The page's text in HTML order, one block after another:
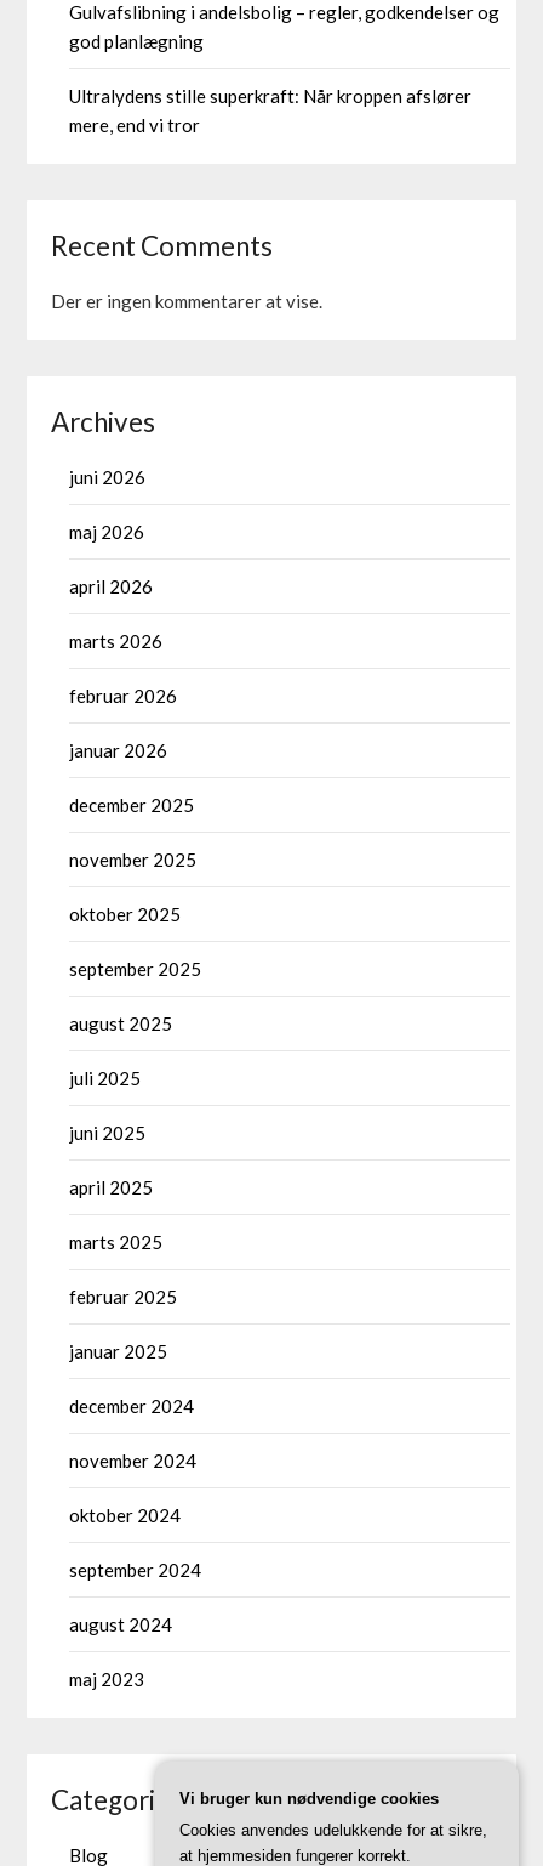
Gulvafslibning i andelsbolig – regler, godkendelser og
god planlægning
Ultralydens stille superkraft: Når kroppen afslører
mere, end vi tror
Recent Comments
Der er ingen kommentarer at vise.
Archives
juni 2026
maj 2026
april 2026
marts 2026
februar 2026
januar 2026
december 2025
november 2025
oktober 2025
september 2025
august 2025
juli 2025
juni 2025
april 2025
marts 2025
februar 2025
januar 2025
december 2024
november 2024
oktober 2024
september 2024
august 2024
maj 2023
Categories
Blog
Vi bruger kun nødvendige cookies
Cookies anvendes udelukkende for at sikre,
at hjemmesiden fungerer korrekt.